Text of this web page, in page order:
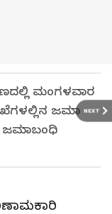
NEXT
ಮಂಗಳವಾರ
ಜಮಾ
ಜಮಾಬಂಧಿ